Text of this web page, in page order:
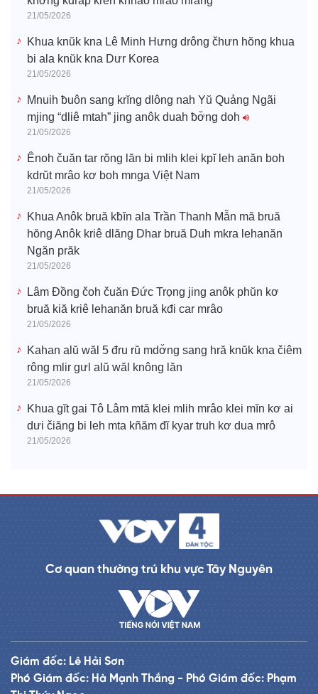
21/05/2026
Khua knŭk kna Lê Minh Hưng drông čhưn hŏng khua
bi ala knŭk kna Dưr Korea
21/05/2026
Mnuih ƀuôn sang krĭng dlông nah Yŭ Quảng Ngãi
mjing “dliê mtah” jing anôk duah ƀơ̆ng doh
21/05/2026
Ênoh čuăn tar rŏng lăn bi mlih klei kpĭ leh anăn boh
kdrŭt mrâo kơ boh mnga Việt Nam
21/05/2026
Khua Anôk bruă kƀĭn ala Trần Thanh Mẫn mă bruă
hŏng Anôk kriê dlăng Dhar bruă Duh mkra lehanăn
Ngăn prăk
21/05/2026
Lâm Đồng čoh čuăn Đức Trọng jing anôk phŭn kơ
bruă kiă kriê lehanăn bruă kđi car mrâo
21/05/2026
Kahan alŭ wăl 5 đru rŭ mdơ̆ng sang hră knŭk kna čiêm
rông mlir gưl alŭ wăl knông lăn
21/05/2026
Khua gĭt gai Tô Lâm mtă klei mlih mrâo klei mĭn kơ ai
dưi čiăng bi leh mta kñăm đĭ kyar truh kơ dua mrô
21/05/2026
Cơ quan thường trú khu vực Tây Nguyên
Giám đốc: Lê Hải Sơn
Phó Giám đốc: Hà Mạnh Thắng - Phó Giám đốc: Phạm